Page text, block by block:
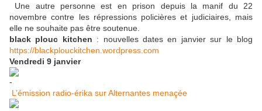
Une autre personne est en prison depuis la manif du 22
novembre contre les répressions policières et judiciaires, mais
elle ne souhaite pas être soutenue.
black plouc kitchen : nouvelles dates en janvier sur le blog
https://blackplouckitchen.wordpress.com
Vendredi 9 janvier
L’émission radio-érika sur Alternantes menaçée